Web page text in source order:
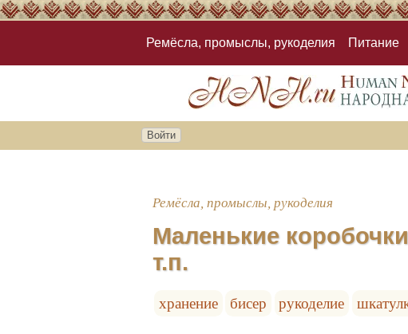
Ремёсла, промыслы, рукоделия Питание
Войти
Ремёсла, промыслы, рукоделия
Маленькие
т.п.
хранение бисер рукоделие